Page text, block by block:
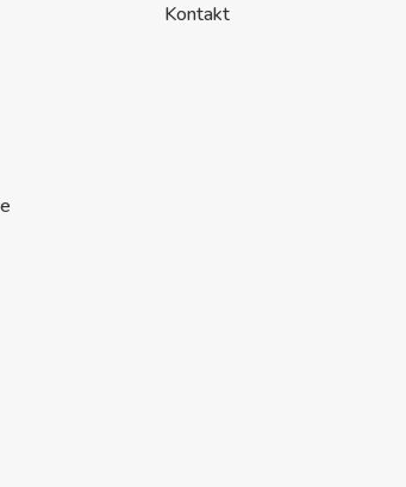
Kontakt